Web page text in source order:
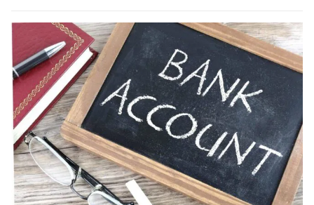
fare se non […]